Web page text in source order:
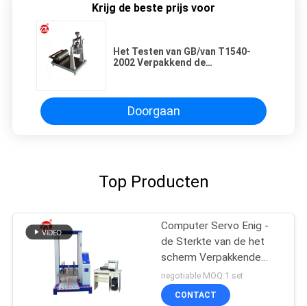
Krijg de beste prijs voor
Het Testen van GB/van T1540-
2002 Verpakkend de
Document of Karton
Doorgaan
Top Producten
Computer Servo Enig -
de Sterkte van de het
scherm Verpakkende
Compressie het Testen
Machine
negotiable MOQ:1 set
CONTACT